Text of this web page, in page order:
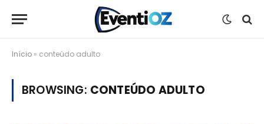
Início » conteúdo adulto
BROWSING: CONTEÚDO ADULTO